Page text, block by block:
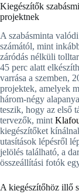
Kiegészítők
projektnek
A szabásminta
számától, mint
záródás nélküli
45 perc alatt
varrása a szemben,
projektek, amelyek
három-négy
teszik, hogy az első
tervezők, mint
kiegészítőket
utasítások lépésről
jelölés található, a
összeállítási fotók
A kiegészítőhöz illő